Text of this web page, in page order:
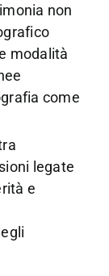
non
modalità
come
legate
e